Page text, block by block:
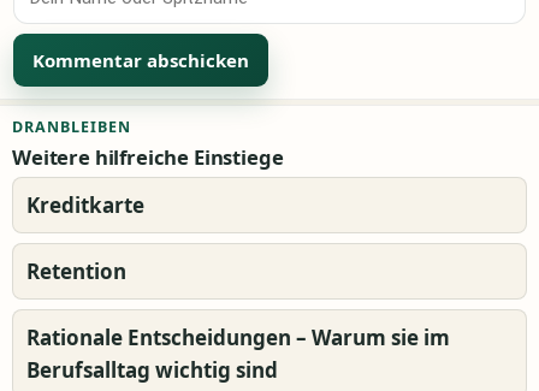
DRANBLEIBEN
Weitere hilfreiche Einstiege
Kreditkarte
Retention
Rationale Entscheidungen – Warum sie im
Berufsalltag wichtig sind